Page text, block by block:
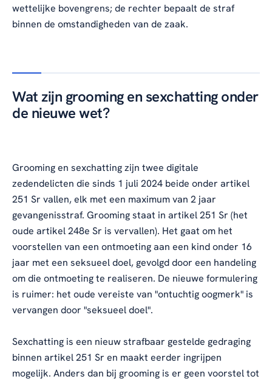
wettelijke bovengrens; de rechter bepaalt de straf
binnen de omstandigheden van de zaak.
Wat zijn grooming en sexchatting onder
de nieuwe wet?
Grooming en sexchatting zijn twee digitale
zedendelicten die sinds 1 juli 2024 beide onder artikel
251 Sr vallen, elk met een maximum van 2 jaar
gevangenisstraf. Grooming staat in artikel 251 Sr (het
oude artikel 248e Sr is vervallen). Het gaat om het
voorstellen van een ontmoeting aan een kind onder 16
jaar met een seksueel doel, gevolgd door een handeling
om die ontmoeting te realiseren. De nieuwe formulering
is ruimer: het oude vereiste van "ontuchtig oogmerk" is
vervangen door "seksueel doel".
Sexchatting is een nieuw strafbaar gestelde gedraging
binnen artikel 251 Sr en maakt eerder ingrijpen
mogelijk. Anders dan bij grooming is er geen voorstel tot